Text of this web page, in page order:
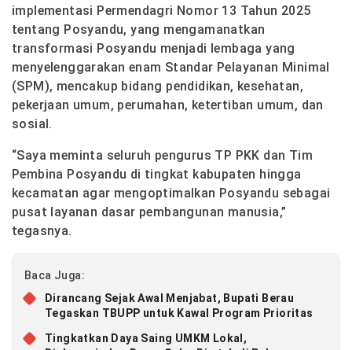
implementasi Permendagri Nomor 13 Tahun 2025
tentang Posyandu, yang mengamanatkan
transformasi Posyandu menjadi lembaga yang
menyelenggarakan enam Standar Pelayanan Minimal
(SPM), mencakup bidang pendidikan, kesehatan,
pekerjaan umum, perumahan, ketertiban umum, dan
sosial.
“Saya meminta seluruh pengurus TP PKK dan Tim
Pembina Posyandu di tingkat kabupaten hingga
kecamatan agar mengoptimalkan Posyandu sebagai
pusat layanan dasar pembangunan manusia,”
tegasnya.
Baca Juga:
Dirancang Sejak Awal Menjabat, Bupati Berau
Tegaskan TBUPP untuk Kawal Program Prioritas
Tingkatkan Daya Saing UMKM Lokal,